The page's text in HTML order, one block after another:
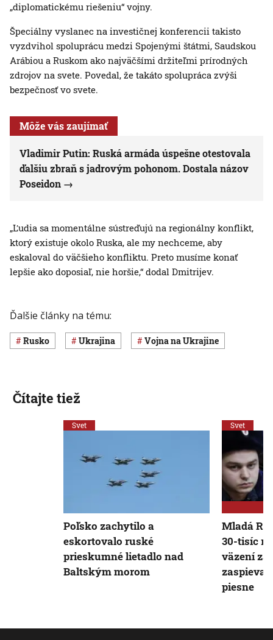
„diplomatickému riešeniu“ vojny.
Špeciálny vyslanec na investičnej konferencii takisto
vyzdvihol spoluprácu medzi Spojenými štátmi, Saudskou
Arábiou a Ruskom ako najväčšími držiteľmi prírodných
zdrojov na svete. Povedal, že takáto spolupráca zvýši
bezpečnosť vo svete.
Môže vás zaujímať
Vladimir Putin: Ruská armáda úspešne otestovala
ďalšiu zbraň s jadrovým pohonom. Dostala názov
Poseidon
„Ľudia sa momentálne sústreďujú na regionálny konflikt,
ktorý existuje okolo Ruska, ale my nechceme, aby
eskaloval do väčšieho konfliktu. Preto musíme konať
lepšie ako doposiaľ, nie horšie,“ dodal Dmitrijev.
Ďalšie články na tému:
Rusko Ukrajina vojna na Ukrajine
Čítajte tiež
Svet
Poľsko zachytilo a
eskortovalo ruské
prieskumné lietadlo nad
Baltským morom
Svet
Mladá
30-tisíc
väzení za
piesne